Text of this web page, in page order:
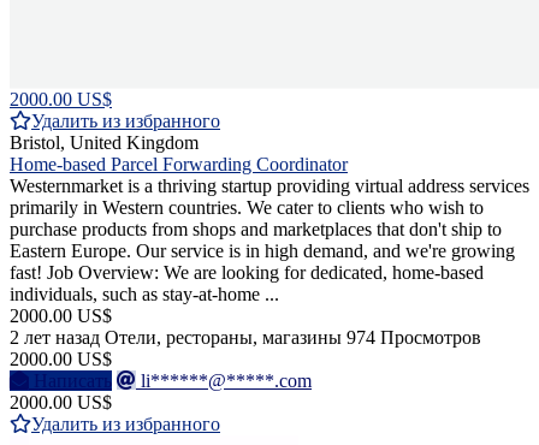
2000.00 US$
Удалить из избранного
Bristol, United Kingdom
Home-based Parcel Forwarding Coordinator
Westernmarket is a thriving startup providing virtual address services
primarily in Western countries. We cater to clients who wish to
purchase products from shops and marketplaces that don't ship to
Eastern Europe. Our service is in high demand, and we're growing
fast! Job Overview: We are looking for dedicated, home-based
individuals, such as stay-at-home ...
2000.00 US$
2 лет назад Отели, рестораны, магазины 974 Просмотров
2000.00 US$
Написать
li******@*****.com
2000.00 US$
Удалить из избранного